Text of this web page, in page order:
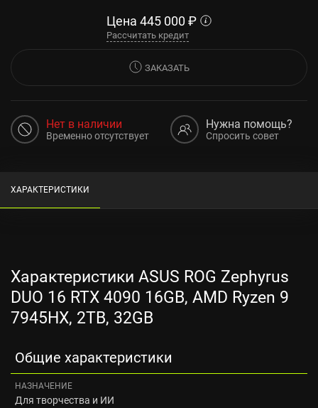
Цена 445 000 ₽
Рассчитать кредит
ЗАКАЗАТЬ
Нет в наличии
Временно отсутствует
Нужна помощь?
Спросить совет
ХАРАКТЕРИСТИКИ
Характеристики ASUS ROG Zephyrus
DUO 16 RTX 4090 16GB, AMD Ryzen 9
7945HX, 2TB, 32GB
Общие характеристики
НАЗНАЧЕНИЕ
Для творчества и ИИ